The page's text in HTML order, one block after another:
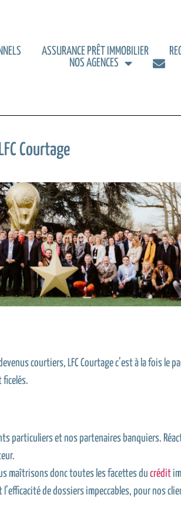
ASSURANCE PRÊT IMMOBILIER
NOS AGENCES
LFC Courtage
courtiers, LFC Courtage c’est à la fois
particuliers et nos partenaires banquiers.
maîtrisons donc toutes les facettes du crédit
de dossiers impeccables, pour nos